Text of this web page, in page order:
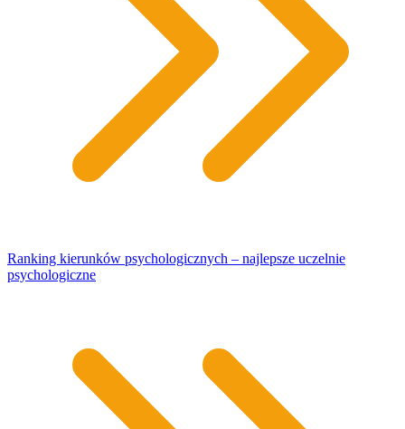
Ranking kierunków psychologicznych – najlepsze uczelnie
psychologiczne